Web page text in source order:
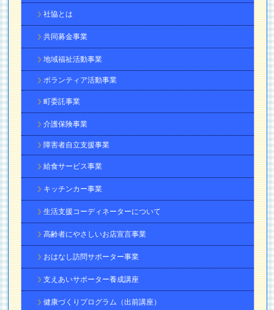
社協とは
共同募金事業
地域福祉活動事業
ボランティア活動事業
町委託事業
介護保険事業
障害者自立支援事業
給食サービス事業
キッチンカー事業
生活支援コーディネーターについて
高齢者にやさしいお店宣言事業
おはなし訪問サポーター事業
支えあいサポーター養成講座
健康づくりプログラム（出前講座）